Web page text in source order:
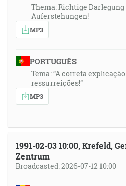
Thema: Richtige
Auferstehungen!
MP3
PORTUGUÊS
Tema: “A correta
ressurreições!”
MP3
1991-02-03 10:00, Krefeld,
Zentrum
Broadcasted: 2026-07-12 10:00